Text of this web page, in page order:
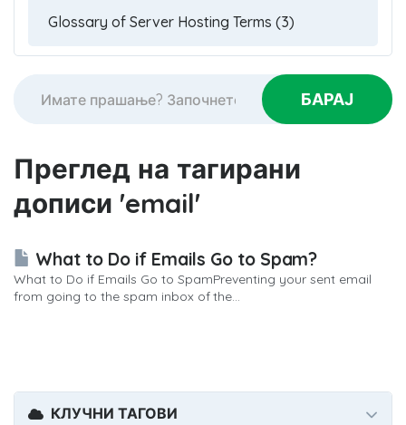
Преглед на тагирани
дописи 'email'
What to Do if Emails Go to Spam?
What to Do if Emails Go to SpamPreventing your sent email
from going to the spam inbox of the...
КЛУЧНИ ТАГОВИ